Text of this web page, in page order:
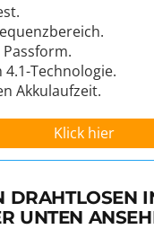
Technologie.
Akkulaufzeit.
Klick hier
DRAHTLOSEN
UNTEN